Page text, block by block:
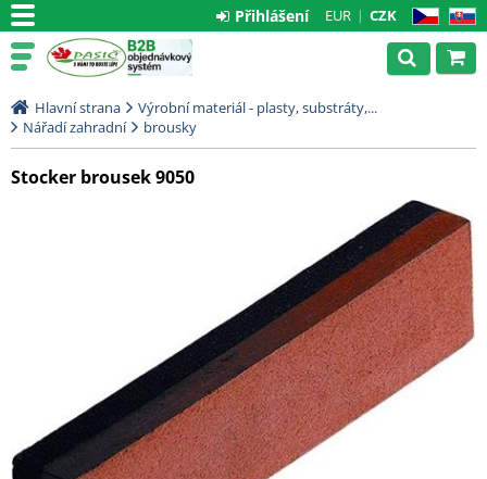
CZ SK
EUR CZK
Přihlášení
Hlavní strana
Výrobní materiál - plasty, substráty,...
Nářadí zahradní
brousky
Stocker brousek 9050